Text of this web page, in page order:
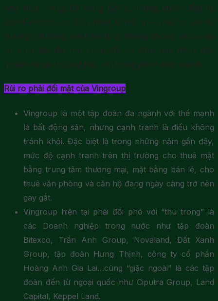
như Nha Trang, Đà Nẵng. Bởi vì, những khoản đầu tư
này đảm bảo cho VIC không bị mất giá trị kể cả khi thị
trường bất động sản trầm lắng. Không chỉ vậy, các dự án
có vị trí đắc địa cho phép VIC có được hợp đồng độc
quyền với các thương hiệu lớn trong phân khúc bán lẻ.
Rủi ro phải đối mặt của Vingroup
Vingroup là một tập đoàn đa ngành với thế mạnh
là bất động sản, nhưng cạnh tranh là điều không
tránh khỏi. Đặc biệt là trong những năm gần đây,
mức độ cạnh tranh trên thị trường cho thuê mặt
bằng trung tâm thương mại, mặt bằng bán lẻ, cho
thuê văn phòng và căn hộ đang ngày càng trở nên
gay gắt.
Vingroup hiện tại phải đối phó với “thù trong” là
các Doanh nghiệp trong nước như tập đoàn
Bitexco, Trần Anh Group, Novaland, Đất Xanh
Group, tập đoàn Hưng Thịnh, công ty cổ phần
Hoàng Anh Gia Lai…cùng “giặc ngoài” là các tập
đoàn đến từ ngoại quốc như ​​Ciputra Group, Land
Capital, Keppel Land.